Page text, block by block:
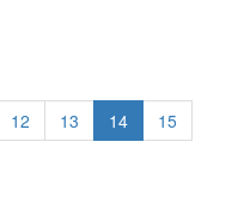
12 13 14
15